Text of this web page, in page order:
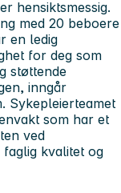
hensiktsmessig.
med 20 beboere
en ledig
for deg som
støttende
inngår
Sykepleierteamet
som har et
ved
kvalitet og